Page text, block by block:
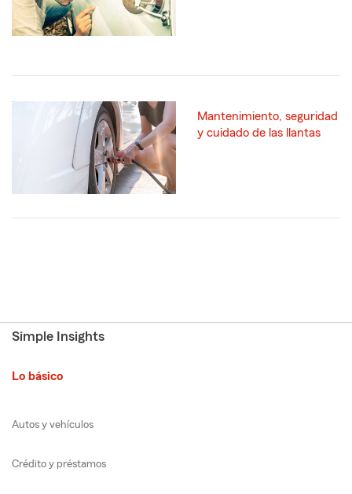
Mantenimiento, seguridad
y cuidado de las llantas
Simple Insights
Lo básico
Autos y vehículos
Crédito y préstamos